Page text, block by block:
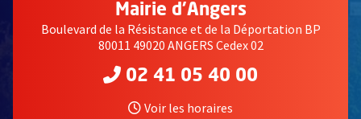
Mairie d'Angers
Boulevard de la Résistance et de la Déportation BP
80011 49020 ANGERS Cedex 02
02 41 05 40 00
Voir les horaires